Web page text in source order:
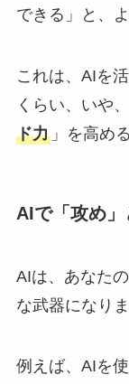
できる」と、
これは、AIを
くらい、いや
ド力」を高め
AIで「攻め
AIは、あなた
な武器になりま
例えば、AIを